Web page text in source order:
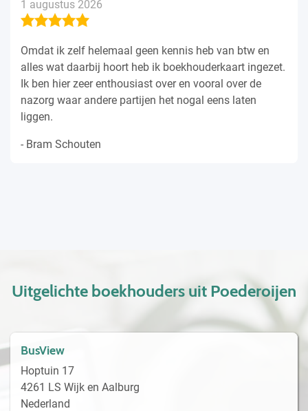
1 augustus 2026
Omdat ik zelf helemaal geen kennis heb van btw en
alles wat daarbij hoort heb ik boekhouderkaart ingezet.
Ik ben hier zeer enthousiast over en vooral over de
nazorg waar andere partijen het nogal eens laten
liggen.
- Bram Schouten
Uitgelichte boekhouders uit Poederoijen
BusView
Hoptuin 17
4261 LS Wijk en Aalburg
Nederland